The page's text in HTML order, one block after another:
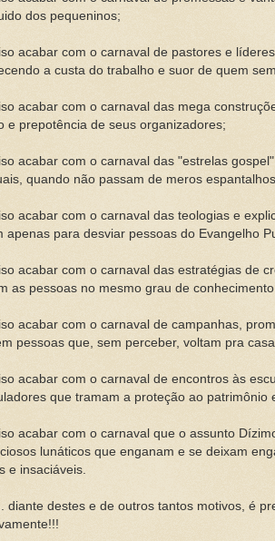
dos pequeninos;
acabar com o carnaval de pastores e
a custa do trabalho e suor de quem
acabar com o carnaval das mega
e prepotência de seus organizadores;
acabar com o carnaval das "estrelas
quando não passam de meros
acabar com o carnaval das teologias e
apenas para desviar pessoas do Evangelho
acabar com o carnaval das estratégias de
as pessoas no mesmo grau de
acabar com o carnaval de campanhas,
pessoas que, sem perceber, voltam pra
acabar com o carnaval de encontros às
que tramam a proteção ao patrimônio
acabar com o carnaval que o assunto
lunáticos que enganam e se deixam
e insaciáveis.
diante destes e de outros tantos motivos, é